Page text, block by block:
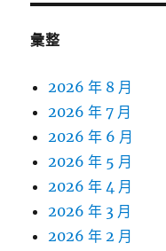
彙整
2026 年 8 月
2026 年 7 月
2026 年 6 月
2026 年 5 月
2026 年 4 月
2026 年 3 月
2026 年 2 月